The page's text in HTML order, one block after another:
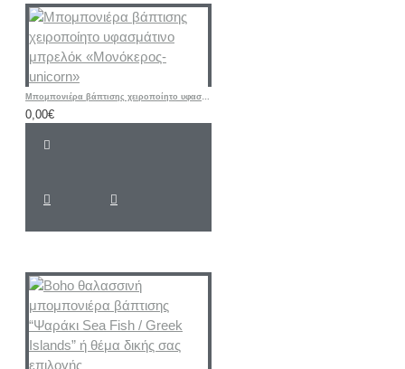
Μπομπονιέρα βάπτισης χειροποίητο υφασμάτινο μπρελόκ «Μονόκερος-unicorn»
0,00€